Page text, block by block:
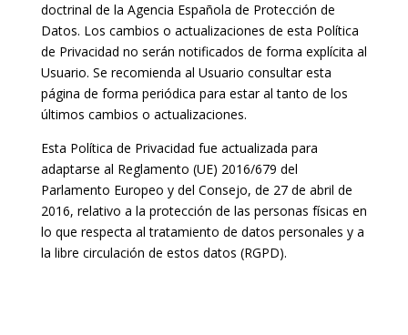
doctrinal de la Agencia Española de Protección de
Datos. Los cambios o actualizaciones de esta Política
de Privacidad no serán notificados de forma explícita al
Usuario. Se recomienda al Usuario consultar esta
página de forma periódica para estar al tanto de los
últimos cambios o actualizaciones.
Esta Política de Privacidad fue actualizada para
adaptarse al Reglamento (UE) 2016/679 del
Parlamento Europeo y del Consejo, de 27 de abril de
2016, relativo a la protección de las personas físicas en
lo que respecta al tratamiento de datos personales y a
la libre circulación de estos datos (RGPD).